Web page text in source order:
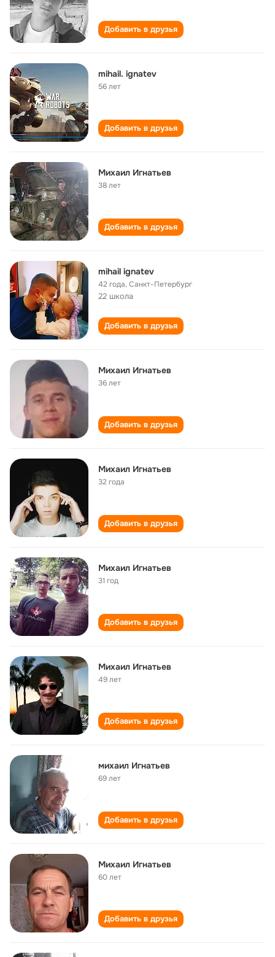
Добавить в друзья
mihail. ignatev
56 лет
Добавить в друзья
Михаил Игнатьев
38 лет
Добавить в друзья
mihail ignatev
42 года,Санкт-Петербург
22 школа
Добавить в друзья
Михаил Игнатьев
36 лет
Добавить в друзья
Михаил Игнатьев
32 года
Добавить в друзья
Михаил Игнатьев
31 год
Добавить в друзья
Михаил Игнатьев
49 лет
Добавить в друзья
михаил Игнатьев
69 лет
Добавить в друзья
Михаил Игнатьев
60 лет
Добавить в друзья